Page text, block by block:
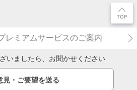
レミアムサービスのご案内
いましたら、お聞かせください
見・ご要望を送る